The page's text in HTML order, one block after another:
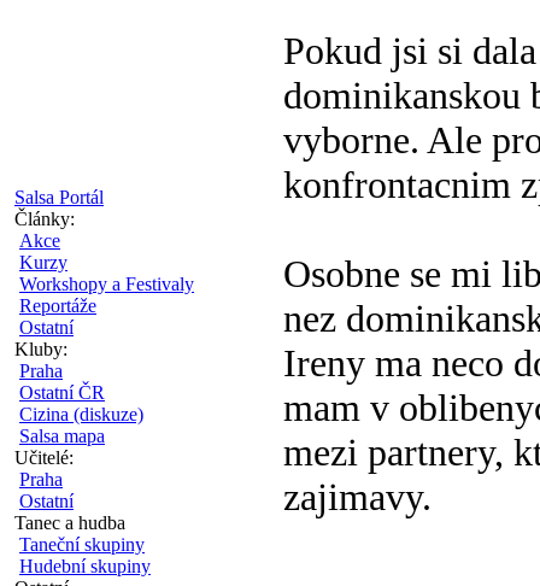
Salsa Portál
Články:
Akce
Kurzy
Workshopy a Festivaly
Reportáže
Ostatní
Kluby:
Praha
Ostatní ČR
Cizina (diskuze)
Salsa mapa
Učitelé:
Praha
Ostatní
Tanec a hudba
Taneční skupiny
Hudební skupiny
Pokud jsi si
dominikanskou
vyborne. Ale
konfrontacnim
Osobne se mi
nez
Ireny ma neco
mam v
mezi partnery,
zajimavy.